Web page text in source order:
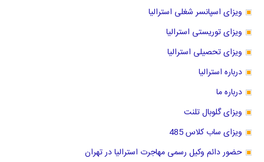
ویزای اسپانسر شغلی استرالیا
ویزای توریستی استرالیا
ویزای تحصیلی استرالیا
درباره استرالیا
درباره ما
ویزای گلوبال تلنت
ویزای ساب کلاس 485
حضور دائم وکیل رسمی مهاجرت استرالیا در تهران